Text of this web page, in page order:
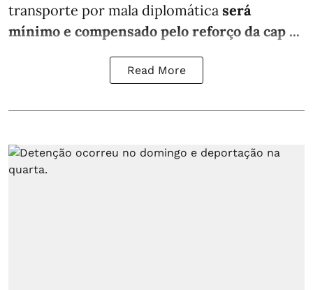
transporte por mala diplomática será
mínimo e compensado pelo reforço da cap ...
Read More